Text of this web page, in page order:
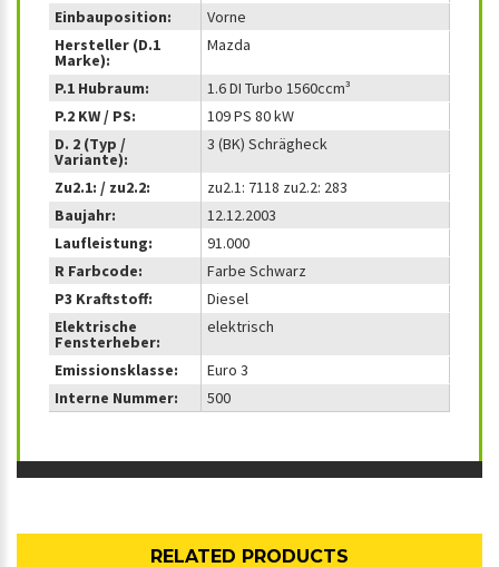
Einbauposition:
Vorne
Hersteller (D.1
Marke):
Mazda
P.1 Hubraum:
1.6 DI Turbo 1560ccm³
P.2 KW / PS:
109 PS 80 kW
D. 2 (Typ /
Variante):
3 (BK) Schrägheck
Zu2.1: / zu2.2:
zu2.1: 7118 zu2.2: 283
Baujahr:
12.12.2003
Laufleistung:
91.000
R Farbcode:
Farbe Schwarz
P3 Kraftstoff:
Diesel
Elektrische
Fensterheber:
elektrisch
Emissionsklasse:
Euro 3
Interne Nummer:
500
RELATED PRODUCTS